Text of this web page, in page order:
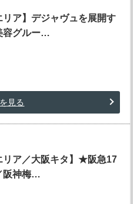
リア】デジャヴュを展開す
容グルー…
見る
リア／大阪キタ】★阪急17
阪神梅…